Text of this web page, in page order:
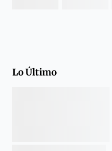
Lo Último